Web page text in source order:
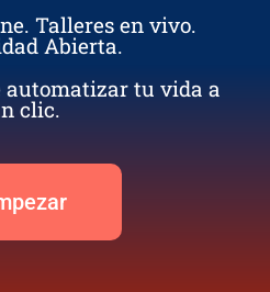
Talleres en vivo.
Abierta.
automatizar tu vida a
clic.